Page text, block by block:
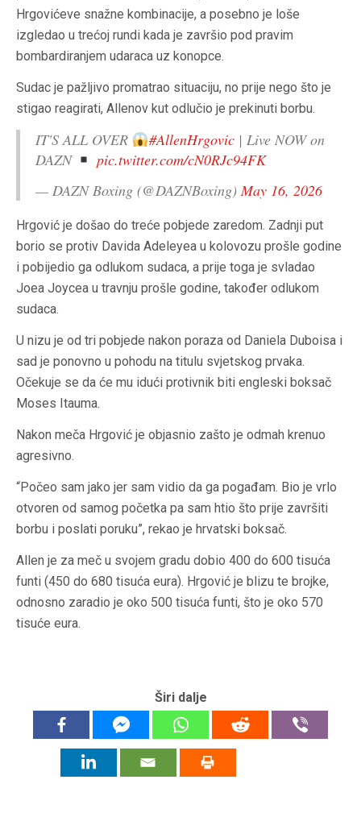
Hrgovićeve snažne kombinacije, a posebno je loše
izgledao u trećoj rundi kada je završio pod pravim
bombardiranjem udaraca uz konopce.
Sudac je pažljivo promatrao situaciju, no prije nego što je
stigao reagirati, Allenov kut odlučio je prekinuti borbu.
IT'S ALL OVER #AllenHrgovic| Live NOW on
DAZN
pic.twitter.com/cN0RJc94FK
— DAZN Boxing (@DAZNBoxing)May 16, 2026
Hrgović je došao do treće pobjede zaredom. Zadnji put
borio se protiv Davida Adeleyea u kolovozu prošle godine
i pobijedio ga odlukom sudaca, a prije toga je svladao
Joea Joycea u travnju prošle godine, također odlukom
sudaca.
U nizu je od tri pobjede nakon poraza od Daniela Duboisa i
sad je ponovno u pohodu na titulu svjetskog prvaka.
Očekuje se da će mu idući protivnik biti engleski boksač
Moses Itauma.
Nakon meča Hrgović je objasnio zašto je odmah krenuo
agresivno.
“Počeo sam jako jer sam vidio da ga pogađam. Bio je vrlo
otvoren od samog početka pa sam htio što prije završiti
borbu i poslati poruku”, rekao je hrvatski boksač.
Allen je za meč u svojem gradu dobio 400 do 600 tisuća
funti (450 do 680 tisuća eura). Hrgović je blizu te brojke,
odnosno zaradio je oko 500 tisuća funti, što je oko 570
tisuće eura.
Širi dalje